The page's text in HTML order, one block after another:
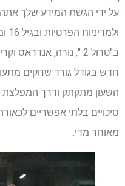
על ידי הגשת המידע שלך
ולמדיניות הפרטיות ובגיל 16 ומעלה.
ב"טרול 2 ", נורה,
חדש בגודל גורד שחקים
השעון מתקתק ודרך המפלצת
סיכויים בלתי אפשריים
מאוחר מדי.